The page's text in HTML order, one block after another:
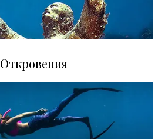
Откровения